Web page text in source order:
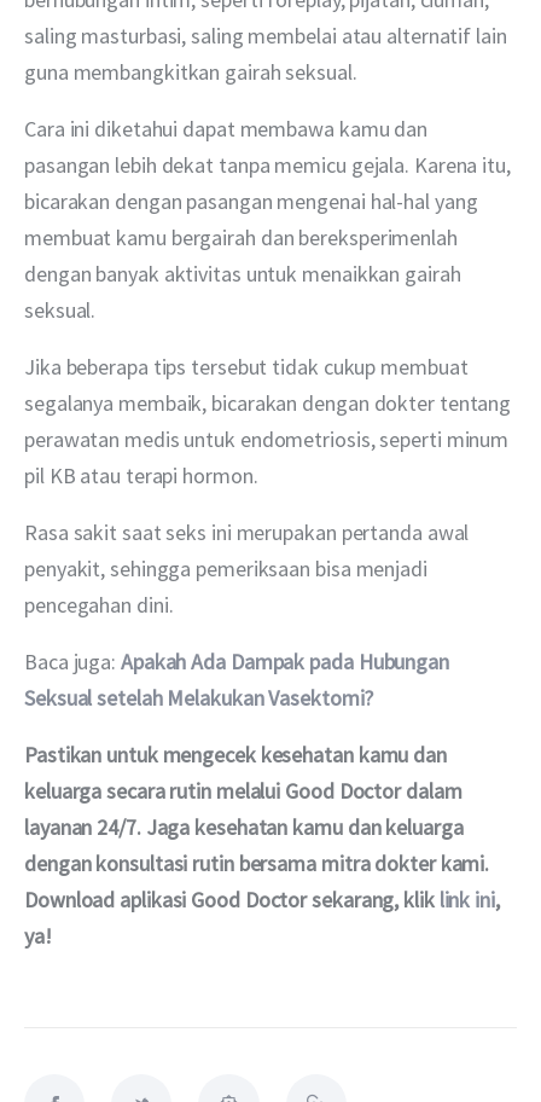
saling masturbasi, saling membelai atau alternatif lain
guna membangkitkan gairah seksual.
Cara ini diketahui dapat membawa kamu dan
pasangan lebih dekat tanpa memicu gejala. Karena itu,
bicarakan dengan pasangan mengenai hal-hal yang
membuat kamu bergairah dan bereksperimenlah
dengan banyak aktivitas untuk menaikkan gairah
seksual.
Jika beberapa tips tersebut tidak cukup membuat
segalanya membaik, bicarakan dengan dokter tentang
perawatan medis untuk endometriosis, seperti minum
pil KB atau terapi hormon.
Rasa sakit saat seks ini merupakan pertanda awal
penyakit, sehingga pemeriksaan bisa menjadi
pencegahan dini.
Baca juga: Apakah Ada Dampak pada Hubungan
Seksual setelah Melakukan Vasektomi?
Pastikan untuk mengecek kesehatan kamu dan
keluarga secara rutin melalui Good Doctor dalam
layanan 24/7. Jaga kesehatan kamu dan keluarga
dengan konsultasi rutin bersama mitra dokter kami.
Download aplikasi Good Doctor sekarang, klik link ini,
ya!